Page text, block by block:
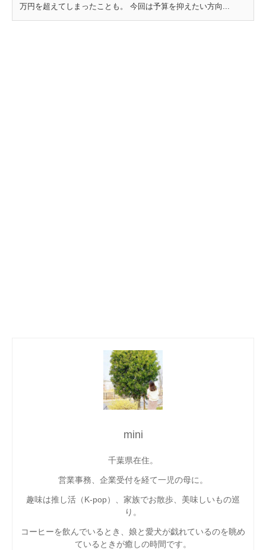
万円を超えてしまったことも。 今回は予算を抑えたい方向...
mini
千葉県在住。
営業事務、企業受付を経て一児の母に。
趣味は推し活（K-pop）、家族でお散歩、美味しいもの巡
り。
コーヒーを飲んでいるとき、娘と愛犬が戯れているのを眺め
ているときが癒しの時間です。